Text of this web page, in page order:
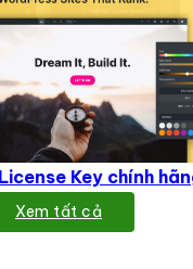
Key chính
Xem tất cả